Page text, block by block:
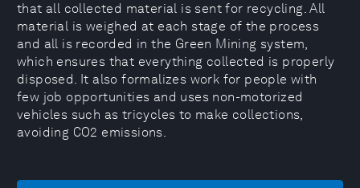
that all collected material is sent for recycling. All
material is weighed at each stage of the process
and all is recorded in the Green Mining system,
which ensures that everything collected is properly
disposed. It also formalizes work for people with
few job opportunities and uses non-motorized
vehicles such as tricycles to make collections,
avoiding CO2 emissions.